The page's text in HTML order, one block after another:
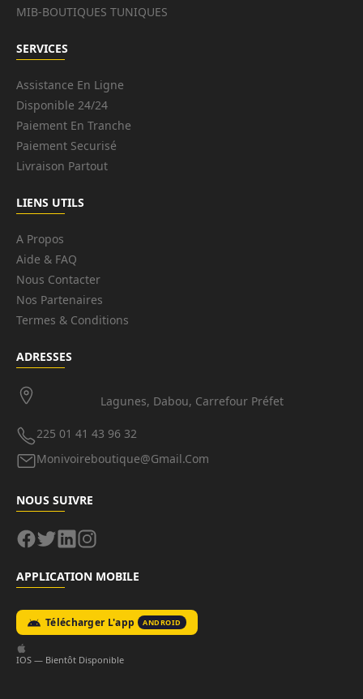
MIB-BOUTIQUES TUNIQUES
SERVICES
Assistance En Ligne
Disponible 24/24
Paiement En Tranche
Paiement Securisé
Livraison Partout
LIENS UTILS
A Propos
Aide & FAQ
Nous Contacter
Nos Partenaires
Termes & Conditions
ADRESSES
Lagunes, Dabou, Carrefour Préfet
225 01 41 43 96 32
Monivoireboutique@gmail.com
NOUS SUIVRE
APPLICATION MOBILE
Télécharger L'app ANDROID
IOS — Bientôt Disponible